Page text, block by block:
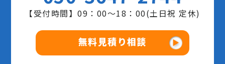
【受付時間】09：00〜18：00(土日祝 定休)
無料見積り相談